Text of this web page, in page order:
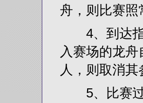
舟，则比赛照
4、到达指
入赛场的龙
人，则取消
5、比赛过